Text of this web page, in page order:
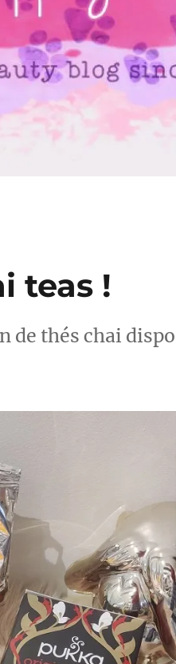
teas !
de thés chai dispo